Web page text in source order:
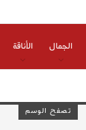
الجمال الأناقة
تصفح الوسم